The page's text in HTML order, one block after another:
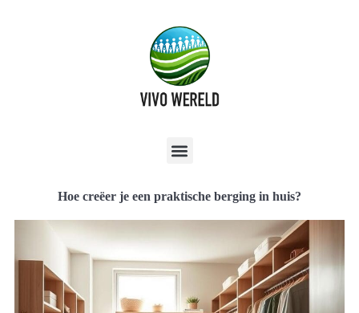
Hoe creëer je een praktische berging in huis?